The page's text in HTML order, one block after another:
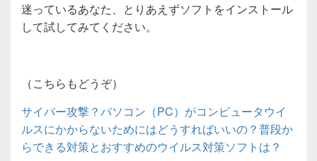
迷っているあなた、とりあえずソフトをインストール
して試してみてください。
（こちらもどうぞ）
サイバー攻撃？パソコン（PC）がコンピュータウイ
ルスにかからないためにはどうすればいいの？普段か
らできる対策とおすすめのウイルス対策ソフトは？